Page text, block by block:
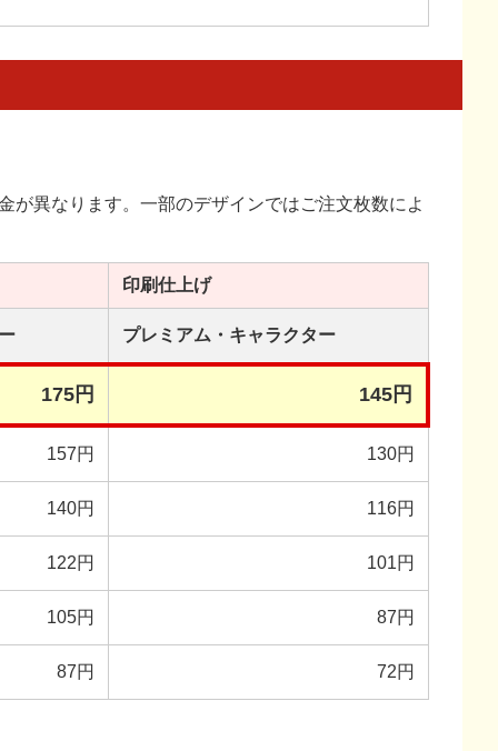
が異なります。一部のデザインではご注文枚数によ
印刷仕上げ
プレミアム・ キャラクター
175円 145円
157円 130円
140円 116円
122円 101円
105円 87円
87円 72円